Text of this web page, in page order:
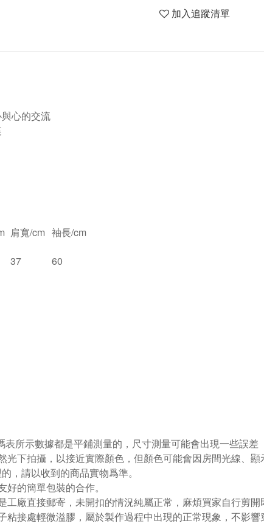
加入追蹤清單
心的交流
肩寬/cm 袖長/cm
37 60
所示數據都是平鋪測量的，尺寸測量可能會出現一些誤差
光下拍攝，以接近實際顏色，但顏色可能會因房間光線、
，請以收到的商品實物爲準。
的簡單包裝的合作。
工廠直接郵寄，未開扣的情況純屬正常，麻煩買家自行剪開
粘接處輕微溢膠，屬於製作過程中出現的正常現象，不影響